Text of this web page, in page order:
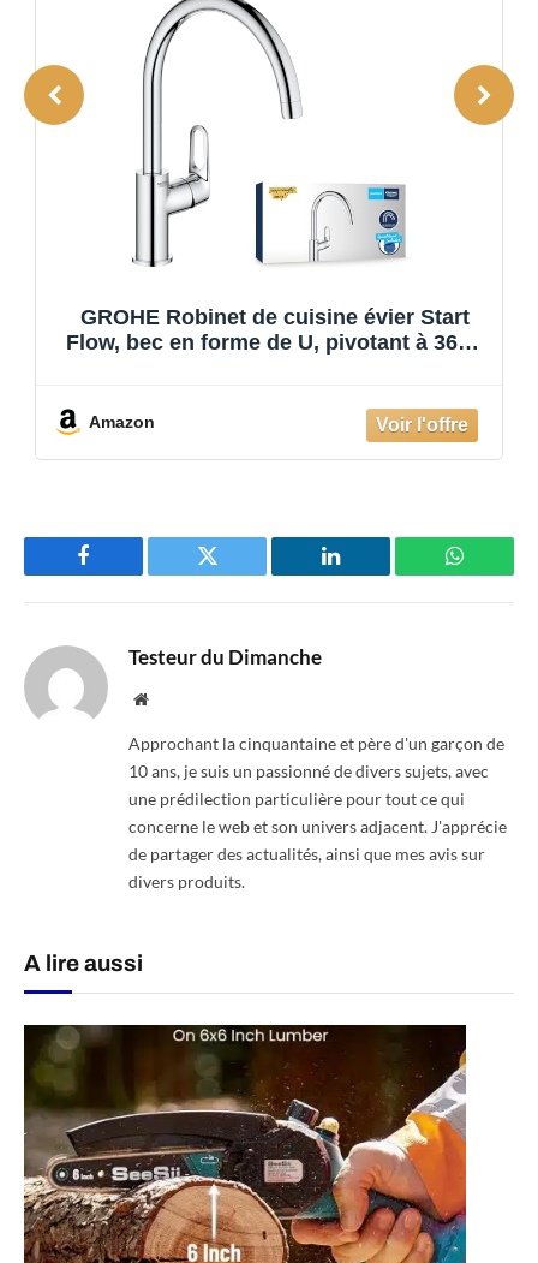
GROHE Mitigeur Évier, Bec Haut, Chromé
Bauedge 31367000 (Import Allemagne)
Amazon
Facebook Twitter LinkedIn
Testeur du Dimanche
Website
Approchant la cinquantaine et père d'un garçon de
10 ans, je suis un passionné de divers sujets, avec
une prédilection particulière pour tout ce qui
concerne le web et son univers adjacent. J'apprécie
de partager des actualités, ainsi que mes avis sur
divers produits.
A lire aussi